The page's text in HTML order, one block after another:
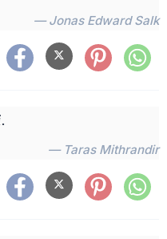
— Jonas Edward Salk
— Taras Mithrandir